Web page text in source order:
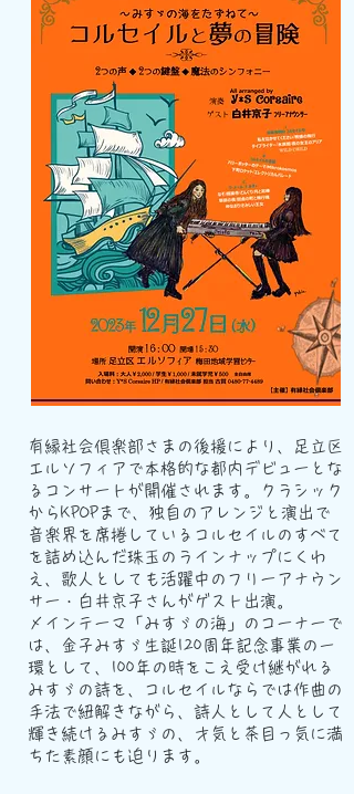
有縁社会倶楽部さまの後援により、足立区
エルソフィアで本格的な都内デビューとな
るコンサートが開催されます。クラシック
からKPOPまで、独自のアレンジと演出で
音楽界を席捲しているコルセイルのすべて
を詰め込んだ珠玉のラインナップにくわ
え、歌人としても活躍中のフリーアナウン
サー・白井京子さんがゲスト出演。
メインテーマ「みすゞの海」のコーナーで
は、金子みすゞ生誕120周年記念事業の一
環として、100年の時をこえ受け継がれる
みすゞの詩を、コルセイルならでは作曲の
手法で紐解きながら、詩人として人とし て
輝き続けるみすゞの、才気と茶目っ気に満
ちた素顔 にも迫ります。